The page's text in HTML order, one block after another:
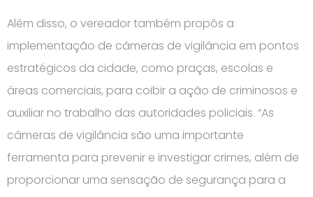
Além disso, o vereador também propôs a
implementação de câmeras de vigilância em pontos
estratégicos da cidade, como praças, escolas e
áreas comerciais, para coibir a ação de criminosos e
auxiliar no trabalho das autoridades policiais. “As
câmeras de vigilância são uma importante
ferramenta para prevenir e investigar crimes, além de
proporcionar uma sensação de segurança para a